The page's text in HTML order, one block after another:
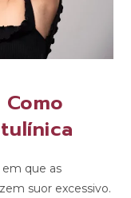
em que as
suor excessivo.